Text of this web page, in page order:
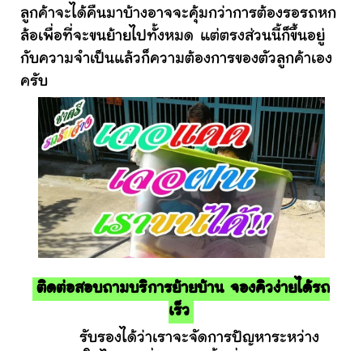
ลูกค้าจะได้คืนมาบ้างอาจจะคุ้มกว่าการต้องรอรถหก
ล้อเพื่อที่จะขนย้ายไปทั้งหมด แต่ตรงส่วนนี้ก็ขึ้นอยู่
กับความจำเป็นแล้วก็ความต้องการของตัวลูกค้าเอง
ครับ
ติดต่อสอบถามบริการย้ายบ้าน จองคิวง่ายได้รถ
เร็ว
รับรองได้ว่าเราจะจัดการปัญหาระหว่าง